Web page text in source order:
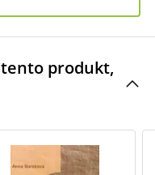
produkt,